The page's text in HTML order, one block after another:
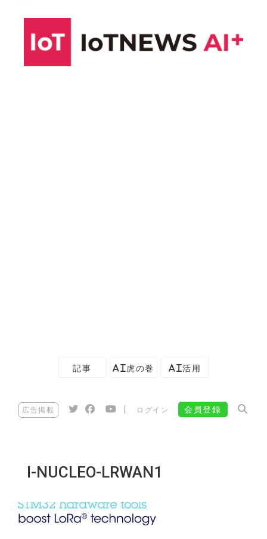
記事 AI虎の巻 AI活用
広告掲載 ログイン 会員登録
I-NUCLEO-LRWAN1